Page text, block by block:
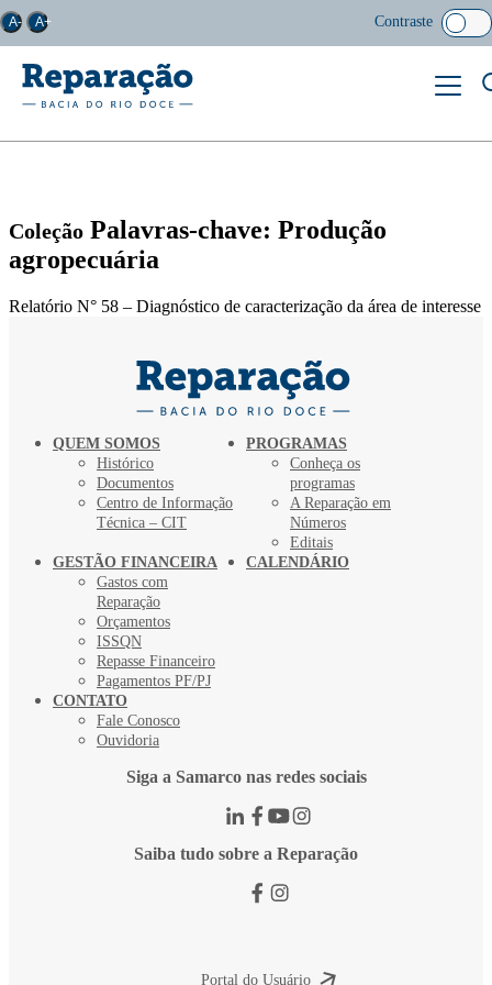
A- A+ Contraste
Coleção Palavras-chave: Produção
agropecuária
Relatório N° 58 – Diagnóstico de caracterização da área de interesse
QUEM SOMOS
Histórico
Documentos
Centro de Informação
Técnica – CIT
PROGRAMAS
Conheça os
programas
A Reparação em
Números
Editais
GESTÃO FINANCEIRA
Gastos com
Reparação
Orçamentos
ISSQN
Repasse Financeiro
Pagamentos PF/PJ
CALENDÁRIO
CONTATO
Fale Conosco
Ouvidoria
Siga a Samarco nas redes sociais
Saiba tudo sobre a Reparação
Portal do Usuário